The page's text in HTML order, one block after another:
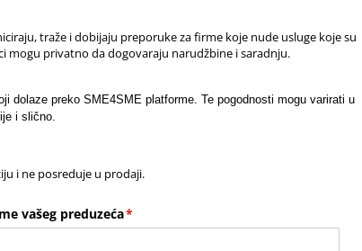
traže i dobijaju preporuke za firme koje nude usluge koje su
mogu privatno da dogovaraju narudžbine i saradnju.
dolaze preko SME4SME platforme. Te pogodnosti mogu varirati u
i slično.
i ne posreduje u prodaji.
vašeg preduzeća*
(required)